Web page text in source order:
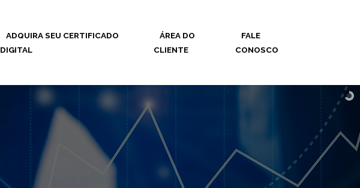
ADQUIRA SEU CERTIFICADO
DIGITAL
ÁREA DO
CLIENTE
FALE
CONOSCO